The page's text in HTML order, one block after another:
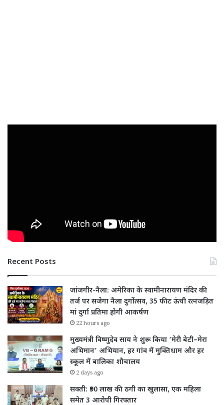
Recent Posts
जांजगीर-नैला: अमेरिका के स्वामीनारायण मंदिर की
तर्ज पर सजेगा नैला दुर्गोत्सव, 35 फीट ऊंची रत्नजड़ित
मां दुर्गा प्रतिमा होगी आकर्षण
22 hours ago
मुख्यमंत्री विष्णुदेव साय ने शुरू किया ‘मेरी बेटी–मेरा
अभिमान’ अभियान, हर गांव में मुक्तिधाम और हर
स्कूल में बालिका शौचालय
2 days ago
सक्ती: ₹90 लाख की ठगी का खुलासा, एक महिला
समेत 3 आरोपी गिरफ्तार